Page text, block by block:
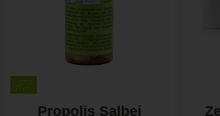
Propolis Salbei